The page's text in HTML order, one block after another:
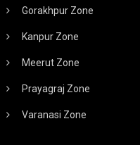
Gorakhpur Zone
Kanpur Zone
Meerut Zone
Prayagraj Zone
Varanasi Zone